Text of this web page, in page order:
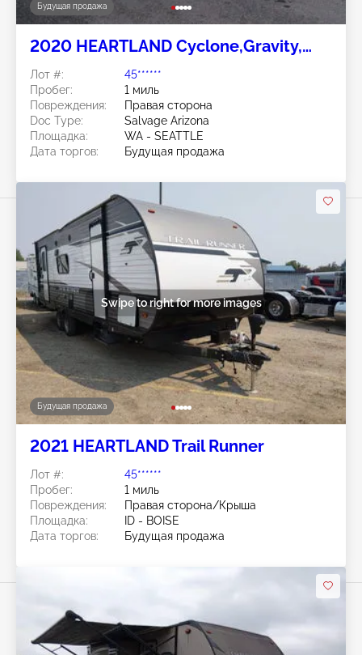
Будущая продажа
2020 HEARTLAND Cyclone,Gravity,
Лот #:
45******
Пробег:
1 миль
Повреждения:
Правая сторона
Doc Type:
Salvage Arizona
Площадка:
WA - SEATTLE
Дата торгов:
Будущая продажа
Будущая продажа
Swipe to right for more images
2021 HEARTLAND Trail Runner
Лот #:
45******
Пробег:
1 миль
Повреждения:
Правая сторона/Крыша
Площадка:
ID - BOISE
Дата торгов:
Будущая продажа